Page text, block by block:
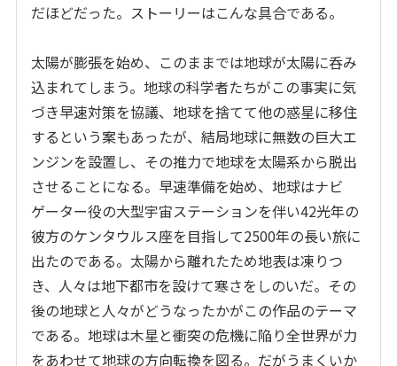
だほどだった。ストーリーはこんな具合である。
太陽が膨張を始め、このままでは地球が太陽に呑み
込まれてしまう。地球の科学者たちがこの事実に気
づき早速対策を協議、地球を捨てて他の惑星に移住
するという案もあったが、結局地球に無数の巨大エ
ンジンを設置し、その推力で地球を太陽系から脱出
させることになる。早速準備を始め、地球はナビ
ゲーター役の大型宇宙ステーションを伴い42光年の
彼方のケンタウルス座を目指して2500年の長い旅に
出たのである。太陽から離れたため地表は凍りつ
き、人々は地下都市を設けて寒さをしのいだ。その
後の地球と人々がどうなったかがこの作品のテーマ
である。地球は木星と衝突の危機に陥り全世界が力
をあわせて地球の方向転換を図る。だがうまくいか